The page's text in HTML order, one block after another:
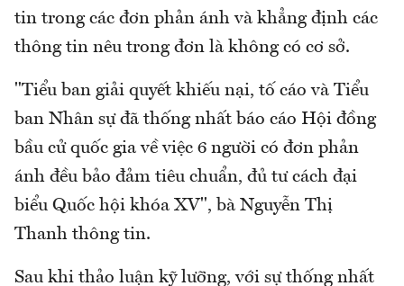
tin trong các đơn phản ánh và khẳng định các
thông tin nêu trong đơn là không có cơ sở.
"Tiểu ban giải quyết khiếu nại, tố cáo và Tiểu
ban Nhân sự đã thống nhất báo cáo Hội đồng
bầu cử quốc gia về việc 6 người có đơn phản
ánh đều bảo đảm tiêu chuẩn, đủ tư cách đại
biểu Quốc hội khóa XV", bà Nguyễn Thị
Thanh thông tin.
Sau khi thảo luận kỹ lưỡng, với sự thống nhất